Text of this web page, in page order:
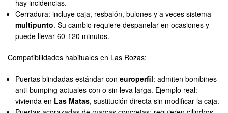
hay incidencias.
Cerradura: incluye caja, resbalón, bulones y a veces sistema
multipunto. Su cambio requiere despanelar en ocasiones y
puede llevar 60-120 minutos.
Compatibilidades habituales en Las Rozas:
Puertas blindadas estándar coneuroperfil: admiten bombines
anti-bumping actuales con o sin leva larga. Ejemplo real:
vivienda en Las Matas, sustitución directa sin modificar la caja.